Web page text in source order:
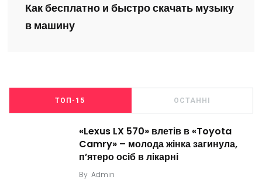
Как бесплатно и быстро скачать музыку
в машину
ТОП-15 ОСТАННІ
«Lexus LX 570» влетів в «Toyota
Camry» – молода жінка загинула,
п’ятеро осіб в лікарні
By Admin